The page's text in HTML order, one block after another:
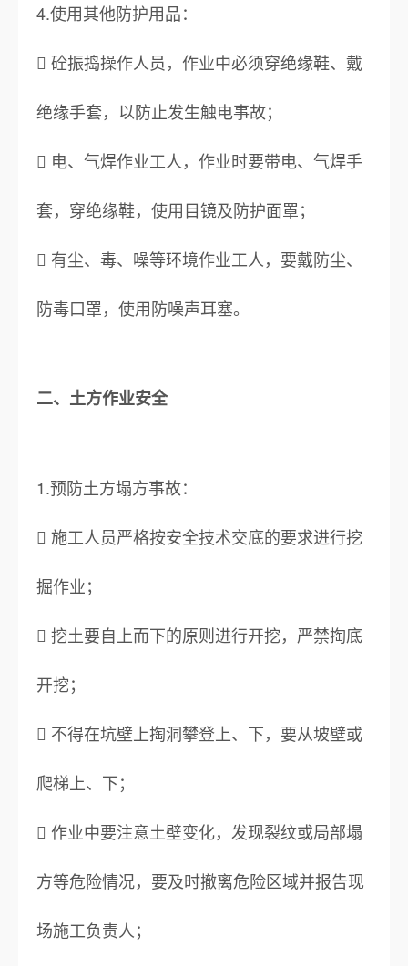
4.使用其他防护用品：
 砼振捣操作人员，作业中必须穿绝缘鞋、戴
绝缘手套，以防止发生触电事故；
 电、气焊作业工人，作业时要带电、气焊手
套，穿绝缘鞋，使用目镜及防护面罩；
 有尘、毒、噪等环境作业工人，要戴防尘、
防毒口罩，使用防噪声耳塞。
二、土方作业安全
1.预防土方塌方事故：
 施工人员严格按安全技术交底的要求进行挖
掘作业；
 挖土要自上而下的原则进行开挖，严禁掏底
开挖；
 不得在坑壁上掏洞攀登上、下，要从坡壁或
爬梯上、下；
 作业中要注意土壁变化，发现裂纹或局部塌
方等危险情况，要及时撤离危险区域并报告现
场施工负责人；